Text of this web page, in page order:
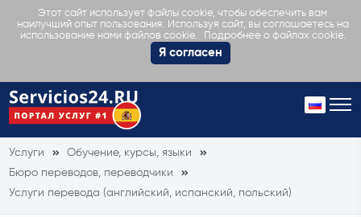
Этот сайт использует файлы cookie, чтобы обеспечить вам
наилучший опыт пользования. Используя сайт, вы соглашаетесь на
использование нами файлов cookie.
Подробнее о файлах cookie.
Я согласен
Услуги
Обучение, курсы, языки
Бюро переводов, переводчики
Услуги перевода (английский, испанский, польский)